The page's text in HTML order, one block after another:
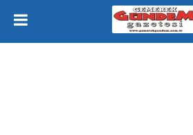
Gemerek Gündem Gazetesi Sivas